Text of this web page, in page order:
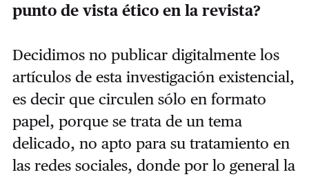
punto de vista ético en la revista?
Decidimos no publicar digitalmente los
artículos de esta investigación existencial,
es decir que circulen sólo en formato
papel, porque se trata de un tema
delicado, no apto para su tratamiento en
las redes sociales, donde por lo general la